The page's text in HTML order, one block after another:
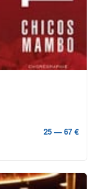
25 — 67 €